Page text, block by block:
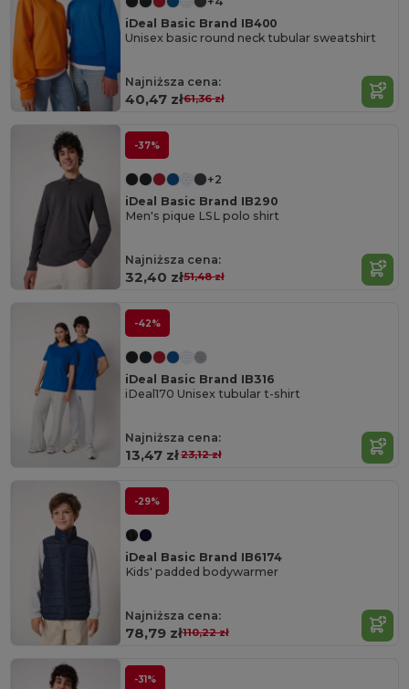
iDeal Basic Brand IB400
Unisex basic round neck tubular sweatshirt
Najniższa cena:
40,47 zł61,36 zł
-37%
+2
iDeal Basic Brand IB290
Men's pique LSL polo shirt
Najniższa cena:
32,40 zł51,48 zł
-42%
iDeal Basic Brand IB316
iDeal170 Unisex tubular t-shirt
Najniższa cena:
13,47 zł23,12 zł
-29%
iDeal Basic Brand IB6174
Kids' padded bodywarmer
Najniższa cena:
78,79 zł110,22 zł
-31%